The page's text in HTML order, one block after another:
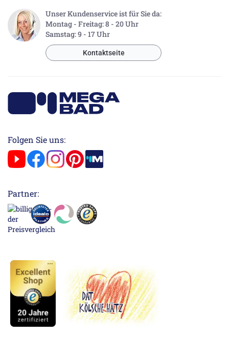
Unser Kundenservice ist für Sie da:
Montag - Freitag: 8 - 20 Uhr
Samstag: 9 - 17 Uhr
Kontaktseite
Folgen Sie uns:
Partner: